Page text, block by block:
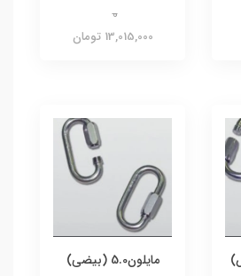
0
13,015,000 تومان
مایلون5.0 (بیضی)